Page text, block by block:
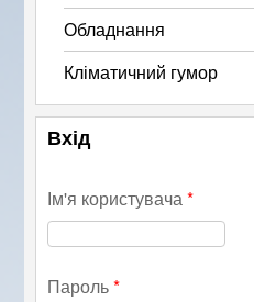
Обладнання
Кліматичний гумор
Вхід
Ім'я користувача*
Пароль*